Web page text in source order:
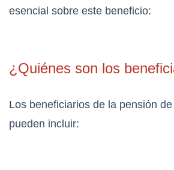
esencial sobre este beneficio:
¿Quiénes son los
Los beneficiarios de la pensión
pueden incluir: